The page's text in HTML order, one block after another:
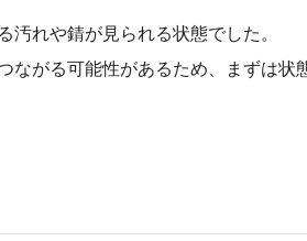
れや錆が見られる状態でした。
ながる可能性があるため、まずは状